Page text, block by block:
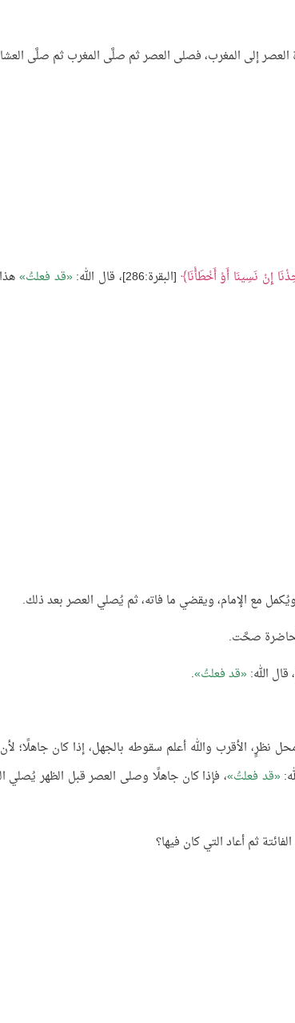
إلى المغرب، فصلى العصر ثم صلَّى المغرب ثم صلَّى
إِنْ نَسِينَا أَوْ أَخْطَأْنَا [البقرة:286]، قال الله: قد فعلتُ
ويُكمل مع الإمام، ويقضي ما فاته، ثم يُصلي العصر بعد ذلك.
صحَّت.
قد فعلتُ .
الأقرب والله أعلم سقوطه بالجهل، إذا كان جاهلًا؛ لأن
قد فعلتُ ، فإذا كان جاهلًا وصلى العصر قبل الظهر يُصلي
ثم أعاد التي كان فيها؟